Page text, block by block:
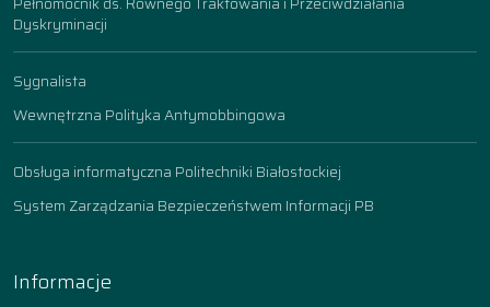
Dyskryminacji
Sygnalista
Wewnętrzna Polityka Antymobbingowa
Obsługa informatyczna Politechniki Białostockiej
System Zarządzania Bezpieczeństwem Informacji PB
Informacje